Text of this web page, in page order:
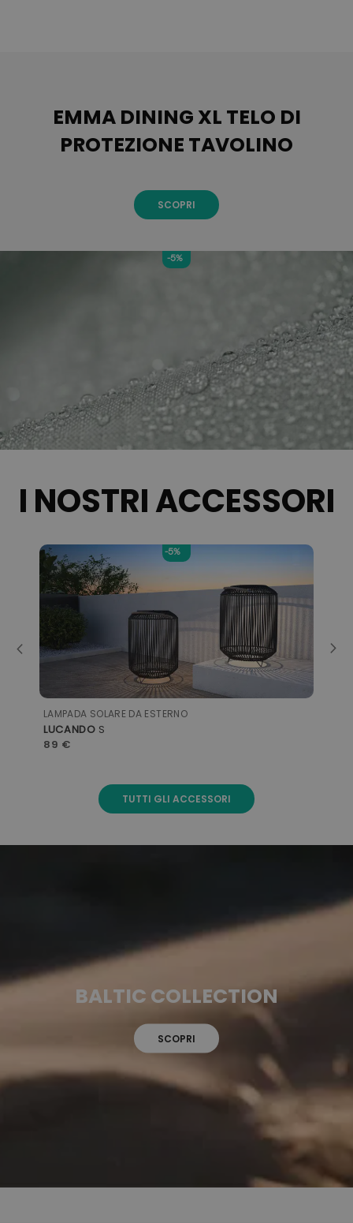
EMMA DINING XL TELO DI
PROTEZIONE TAVOLINO
SCOPRI
-5%
I NOSTRI ACCESSORI
LUCANDOS
LAMPADA SOLARE DA ESTERNO
TUTTI GLI ACCESSORI
BALTIC COLLECTION
SCOPRI